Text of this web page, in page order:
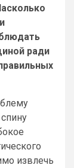
ради
извлечь